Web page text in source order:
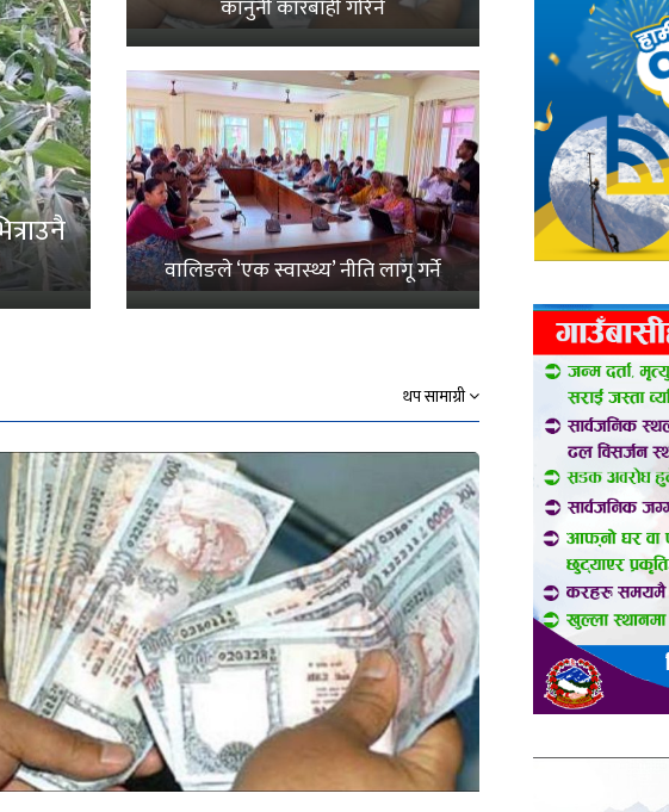
कानुनी कारबाही गरिने
वालिङले ‘एक स्वास्थ्य’ नीति लागू गर्ने
थप सामाग्री